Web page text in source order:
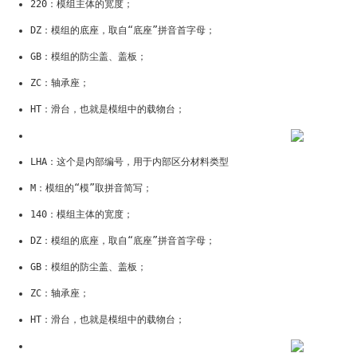
220：模组主体的宽度；
DZ：模组的底座，取自“底座”拼音首字母；
GB：模组的防尘盖、盖板；
ZC：轴承座；
HT：滑台，也就是模组中的载物台；
LHA：这个是内部编号，用于内部区分材料类型
M：模组的“模”取拼音简写；
140：模组主体的宽度；
DZ：模组的底座，取自“底座”拼音首字母；
GB：模组的防尘盖、盖板；
ZC：轴承座；
HT：滑台，也就是模组中的载物台；